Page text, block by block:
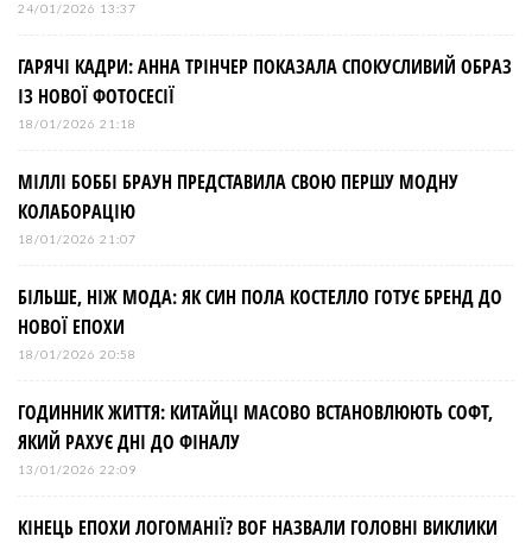
24/01/2026 13:37
ГАРЯЧІ КАДРИ: АННА ТРІНЧЕР ПОКАЗАЛА СПОКУСЛИВИЙ ОБРАЗ
ІЗ НОВОЇ ФОТОСЕСІЇ
18/01/2026 21:18
МІЛЛІ БОББІ БРАУН ПРЕДСТАВИЛА СВОЮ ПЕРШУ МОДНУ
КОЛАБОРАЦІЮ
18/01/2026 21:07
БІЛЬШЕ, НІЖ МОДА: ЯК СИН ПОЛА КОСТЕЛЛО ГОТУЄ БРЕНД ДО
НОВОЇ ЕПОХИ
18/01/2026 20:58
ГОДИННИК ЖИТТЯ: КИТАЙЦІ МАСОВО ВСТАНОВЛЮЮТЬ СОФТ,
ЯКИЙ РАХУЄ ДНІ ДО ФІНАЛУ
13/01/2026 22:09
КІНЕЦЬ ЕПОХИ ЛОГОМАНІЇ? BOF НАЗВАЛИ ГОЛОВНІ ВИКЛИКИ